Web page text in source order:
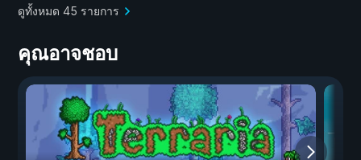
ดูทั้งหมด 45 รายการ
คุณอาจชอบ